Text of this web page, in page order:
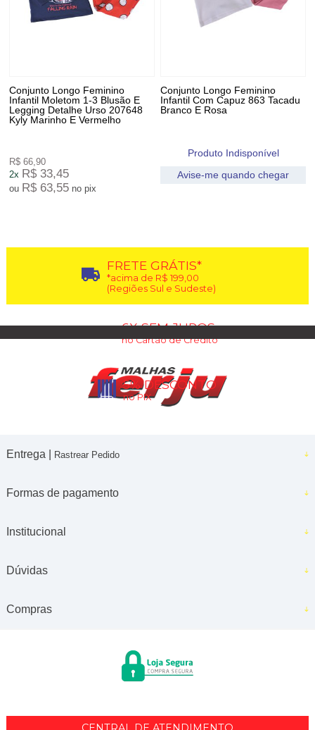
Conjunto Longo Feminino
Infantil Moletom 1-3 Blusão E
Legging Detalhe Urso 207648
Kyly Marinho E Vermelho
R$ 66,90
2x R$ 33,45
ou R$ 63,55 no pix
Conjunto Longo Feminino
Infantil Com Capuz 863 Tacadu
Branco E Rosa
Produto Indisponível
Avise-me quando chegar
FRETE GRÁTIS*
*acima de R$ 199,00
(Regiões Sul e Sudeste)
6X SEM JUROS
no Cartão de Crédito
5% DESCONTO
no PIX
Entrega | Rastrear Pedido
Formas de pagamento
Institucional
Dúvidas
Compras